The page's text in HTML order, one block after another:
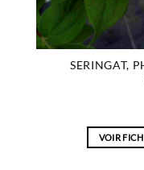
SERINGAT,
VOIR